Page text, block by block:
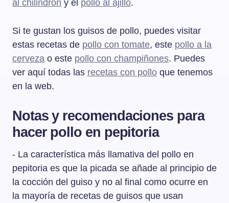
al chilindrón y el pollo al ajillo.
Si te gustan los guisos de pollo, puedes visitar
estas recetas de pollo con tomate, este pollo a la
cerveza o este pollo con champiñones. Puedes
ver aquí todas las recetas con pollo que tenemos
en la web.
Notas y recomendaciones para
hacer pollo en pepitoria
- La característica más llamativa del pollo en
pepitoria es que la picada se añade al principio de
la cocción del guiso y no al final como ocurre en
la mayoría de recetas de guisos que usan